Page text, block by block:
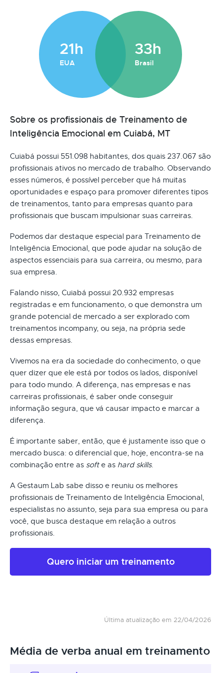
21h
EUA
33h
Brasil
Sobre os profissionais de Treinamento de
Inteligência Emocional em Cuiabá, MT
Cuiabá possui 551.098 habitantes, dos quais 237.067 são
profissionais ativos no mercado de trabalho. Observando
esses números, é possível perceber que há muitas
oportunidades e espaço para promover diferentes tipos
de treinamentos, tanto para empresas quanto para
profissionais que buscam impulsionar suas carreiras.
Podemos dar destaque especial para Treinamento de
Inteligência Emocional, que pode ajudar na solução de
aspectos essenciais para sua carreira, ou mesmo, para
sua empresa.
Falando nisso, Cuiabá possui 20.932 empresas
registradas e em funcionamento, o que demonstra um
grande potencial de mercado a ser explorado com
treinamentos incompany, ou seja, na própria sede
dessas empresas.
Vivemos na era da sociedade do conhecimento, o que
quer dizer que ele está por todos os lados, disponível
para todo mundo. A diferença, nas empresas e nas
carreiras profissionais, é saber onde conseguir
informação segura, que vá causar impacto e marcar a
diferença.
É importante saber, então, que é justamente isso que o
mercado busca: o diferencial que, hoje, encontra-se na
combinação entre as softe as hard skills.
A Gestaum Lab sabe disso e reuniu os melhores
profissionais de Treinamento de Inteligência Emocional,
especialistas no assunto, seja para sua empresa ou para
você, que busca destaque em relação a outros
profissionais.
Quero iniciar um treinamento
Última atualização em 22/04/2026
Média de verba anual em treinamento